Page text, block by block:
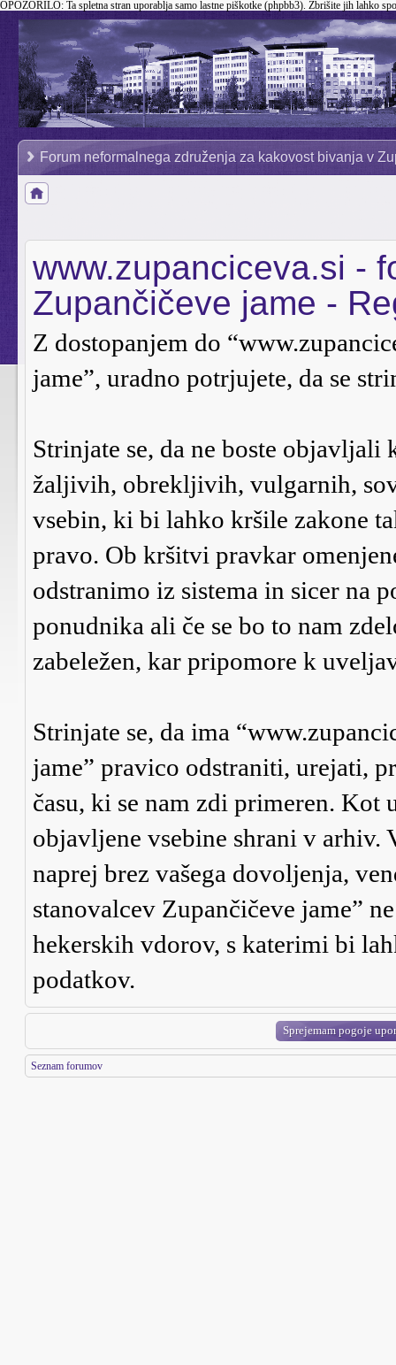
OPOZORILO: Ta spletna stran uporablja samo lastne piškotke (phpbb3). Zbrišite jih lahko
Forum neformalnega združenja za kakovost bivanja v
www.zupanciceva.si -
Zupančičeve jame -
Z dostopanjem do
jame”, uradno potrjujete, da se
Strinjate se, da ne boste
žaljivih, obrekljivih, vulgarnih,
vsebin, ki bi lahko kršile zakone
pravo. Ob kršitvi pravkar
odstranimo iz sistema in sicer na
ponudnika ali če se bo to nam
zabeležen, kar pripomore k
Strinjate se, da ima
jame” pravico odstraniti, urejati,
času, ki se nam zdi primeren. Kot
objavljene vsebine shrani v arhiv.
naprej brez vašega dovoljenja,
stanovalcev Zupančičeve jame”
hekerskih vdorov, s katerimi bi
podatkov.
Seznam forumov